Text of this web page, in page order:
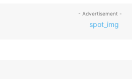
- Advertisement -